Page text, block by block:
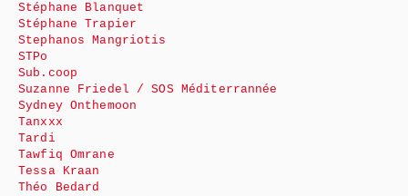
Stéphane Blanquet
Stéphane Trapier
Stephanos Mangriotis
STPo
Sub.coop
Suzanne Friedel / SOS Méditerrannée
Sydney Onthemoon
Tanxxx
Tardi
Tawfiq Omrane
Tessa Kraan
Théo Bedard